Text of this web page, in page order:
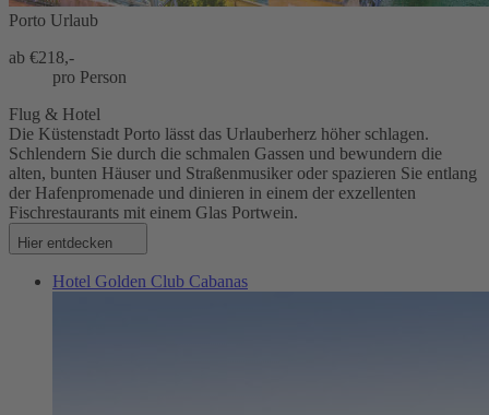
Porto Urlaub
ab €218,-
pro Person
Flug & Hotel
Die Küstenstadt Porto lässt das Urlauberherz höher schlagen.
Schlendern Sie durch die schmalen Gassen und bewundern die
alten, bunten Häuser und Straßenmusiker oder spazieren Sie entlang
der Hafenpromenade und dinieren in einem der exzellenten
Fischrestaurants mit einem Glas Portwein.
Hier entdecken
Hotel Golden Club Cabanas